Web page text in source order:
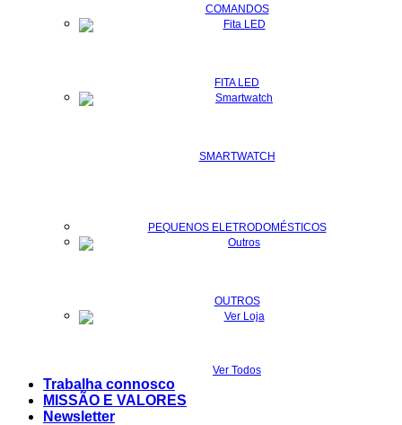
COMANDOS
FITA LED
SMARTWATCH
PEQUENOS ELETRODOMÉSTICOS
OUTROS
Ver Todos
Trabalha connosco
MISSÃO E VALORES
Newsletter